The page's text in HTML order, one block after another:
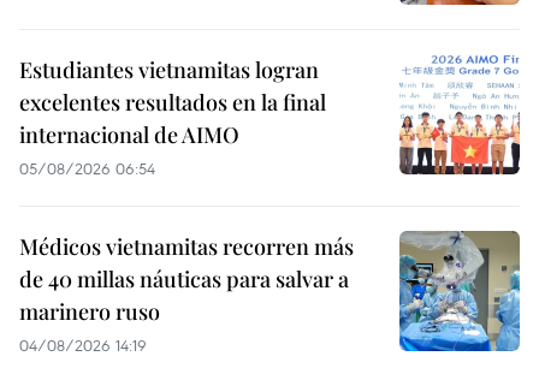
Estudiantes vietnamitas logran
excelentes resultados en la final
internacional de AIMO
05/08/2026 06:54
Médicos vietnamitas recorren más
de 40 millas náuticas para salvar a
marinero ruso
04/08/2026 14:19